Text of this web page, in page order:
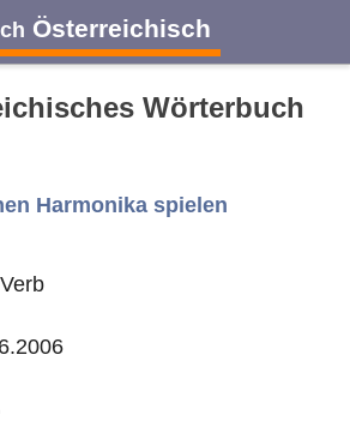
Österreichisch
D E F G
M
Wörterbuch
Harmonika spielen
Verb